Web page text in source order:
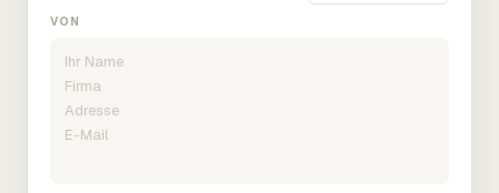
VON